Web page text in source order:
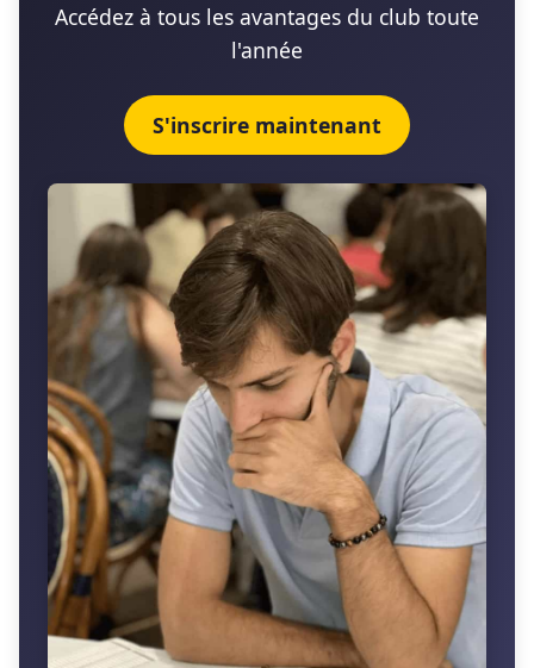
Accédez à tous les avantages du club toute
l'année
S'inscrire maintenant